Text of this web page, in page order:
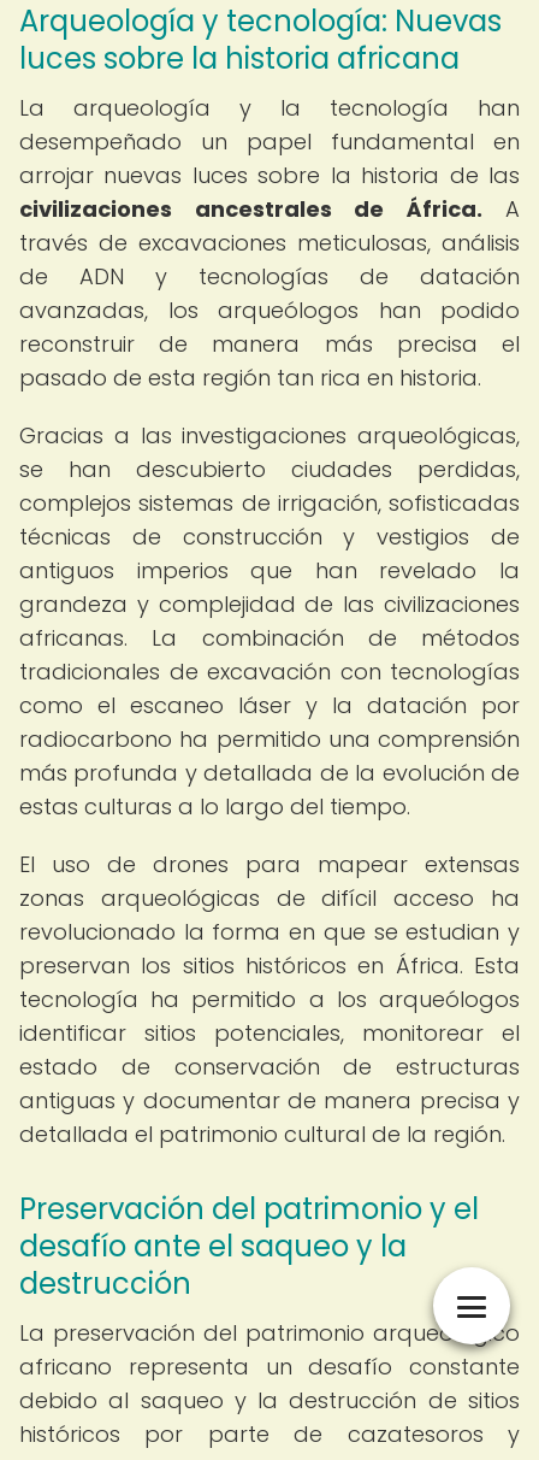
Arqueología y tecnología: Nuevas
luces sobre la historia africana
La arqueología y la tecnología han
desempeñado un papel fundamental en
arrojar nuevas luces sobre la historia de las
civilizaciones ancestrales de África. A
través de excavaciones meticulosas, análisis
de ADN y tecnologías de datación
avanzadas, los arqueólogos han podido
reconstruir de manera más precisa el
pasado de esta región tan rica en historia.
Gracias a las investigaciones arqueológicas,
se han descubierto ciudades perdidas,
complejos sistemas de irrigación, sofisticadas
técnicas de construcción y vestigios de
antiguos imperios que han revelado la
grandeza y complejidad de las civilizaciones
africanas. La combinación de métodos
tradicionales de excavación con tecnologías
como el escaneo láser y la datación por
radiocarbono ha permitido una comprensión
más profunda y detallada de la evolución de
estas culturas a lo largo del tiempo.
El uso de drones para mapear extensas
zonas arqueológicas de difícil acceso ha
revolucionado la forma en que se estudian y
preservan los sitios históricos en África. Esta
tecnología ha permitido a los arqueólogos
identificar sitios potenciales, monitorear el
estado de conservación de estructuras
antiguas y documentar de manera precisa y
detallada el patrimonio cultural de la región.
Preservación del patrimonio y el
desafío ante el saqueo y la
destrucción
La preservación del patrimonio arqueológico
africano representa un desafío constante
debido al saqueo y la destrucción de sitios
históricos por parte de cazatesoros y